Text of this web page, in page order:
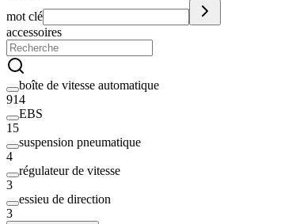
mot clé
accessoires
boîte de vitesse automatique
914
EBS
15
suspension pneumatique
4
régulateur de vitesse
3
essieu de direction
3